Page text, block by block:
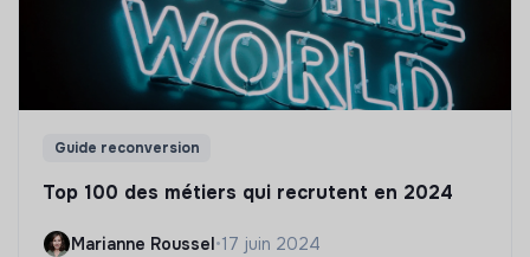
Guide reconversion
Top 100 des métiers qui recrutent en 2024
Marianne Roussel•17 juin 2024